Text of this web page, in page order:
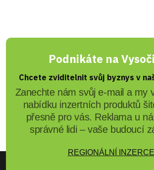
Podnikáte na
Chcete zviditelnit svůj byznys v
Zanechte nám svůj e-mail a my
nabídku inzertních produktů
přesně pro vás. Reklama u
správné lidi – vaše budoucí
REGIONÁLNÍ INZERCE